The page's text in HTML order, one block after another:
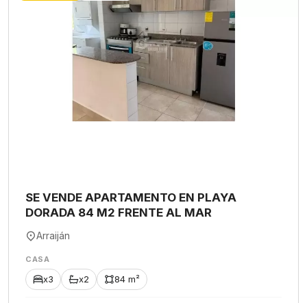
SE VENDE APARTAMENTO EN PLAYA
DORADA 84 M2 FRENTE AL MAR
Arraiján
CASA
x3 x2 84 m²